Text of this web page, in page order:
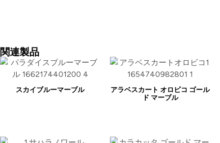
関連製品
スカイブルーマーブル
アラベスカート オロビコ ゴール
ド マーブル